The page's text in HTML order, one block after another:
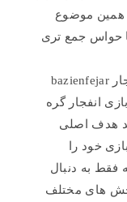
همین موضوع
حواس جمع تری
یکی از دلایل توجه کاربران به سایت انفجار bazienfejar
انفجار گره
هدف اصلی
خود را
به دنبال
های مختلف